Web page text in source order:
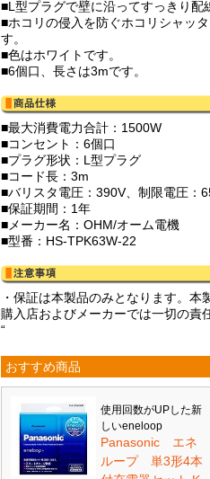
■L型プラグで壁に沿ってすっきり配
■ホコリの侵入を防ぐホコリシャッ
す。
■色はホワイトです。
■6個口、長さは3mです。
■最大消費電力合計：1500W
■コンセント：6個口
■プラグ形状：L型プラグ
■コード長：3m
■バリスタ電圧：390V、制限電圧：
■保証期間：1年
■メーカー名：OHM/オーム電機
■型番：HS-TPK63W-22
・保証は本製品のみとなります。
購入店およびメーカーでは一切の責
“
おすすめ商品
使用回数がUPした新
しいeneloop
Panasonic エネ
ループ 単3形4本